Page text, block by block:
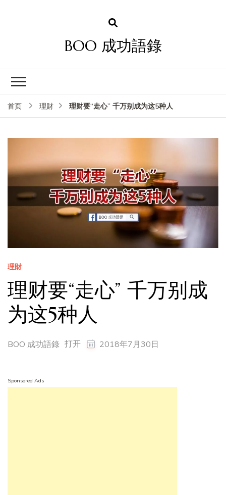
BOO 成功語錄
首页 理財 理财要“走心” 千万别成为这5种人
理財
理财要“走心” 千万别成
为这5种人
BOO 成功語錄 打开 2018年7月30日
Sponsored Ads